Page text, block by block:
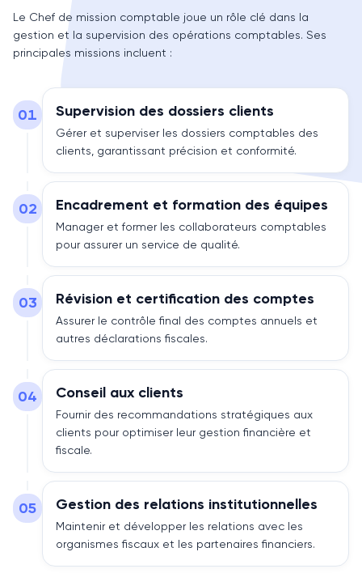
Le Chef de mission comptable joue un rôle clé dans la
gestion et la supervision des opérations comptables. Ses
principales missions incluent :
01 Supervision des dossiers clients
Gérer et superviser les dossiers comptables des
clients, garantissant précision et conformité.
02 Encadrement et formation des équipes
Manager et former les collaborateurs comptables
pour assurer un service de qualité.
03 Révision et certification des comptes
Assurer le contrôle final des comptes annuels et
autres déclarations fiscales.
04 Conseil aux clients
Fournir des recommandations stratégiques aux
clients pour optimiser leur gestion financière et
fiscale.
05 Gestion des relations institutionnelles
Maintenir et développer les relations avec les
organismes fiscaux et les partenaires financiers.